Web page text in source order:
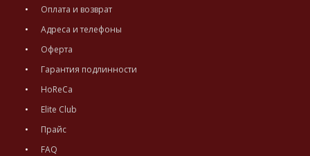
Оплата и возврат
Адреса и телефоны
Оферта
Гарантия подлинности
HoReCa
Elite Club
Прайс
FAQ